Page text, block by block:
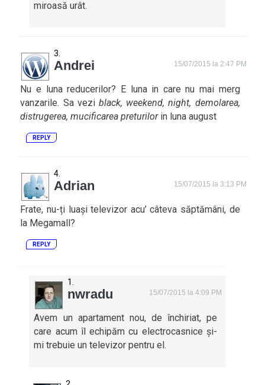
miroasă urât.
Andrei 15/07/2015 la 2:47 PM
Nu e luna reducerilor? E luna in care nu mai merg
vanzarile. Sa veziblack, weekend, night, demolarea,
distrugerea, mucificarea preturilorin luna august
REPLY
Adrian 15/07/2015 la 3:13 PM
Frate, nu-ți luași televizor acu’ câteva săptămâni, de
la Megamall?
REPLY
nwradu 15/07/2015 la 4:09 PM
Avem un apartament nou, de închiriat, pe
care acum îl echipăm cu electrocasnice și-
mi trebuie un televizor pentru el.